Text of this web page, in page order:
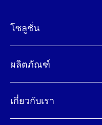
โซลูชั่น
ผลิตภัณฑ์
เกี่ยวกับเรา